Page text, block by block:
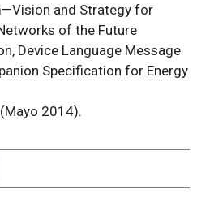
and Strategy for
of the Future
Device Language Message
Specification for Energy
2014).